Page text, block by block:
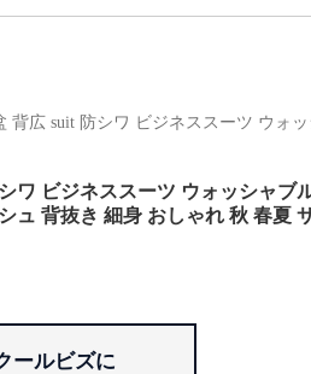
広 suit 防シワ ビジネススーツ ウォッ
ワ ビジネススーツ ウォッシャブ
ュ 背抜き 細身 おしゃれ 秋 春夏
ールビズに